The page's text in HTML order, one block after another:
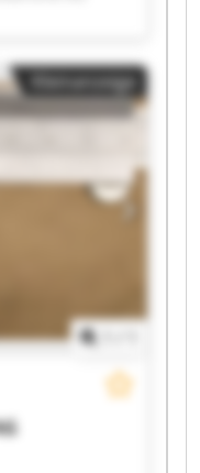
AG
AG
AG
AG
AG
AG
Kleinanzeige